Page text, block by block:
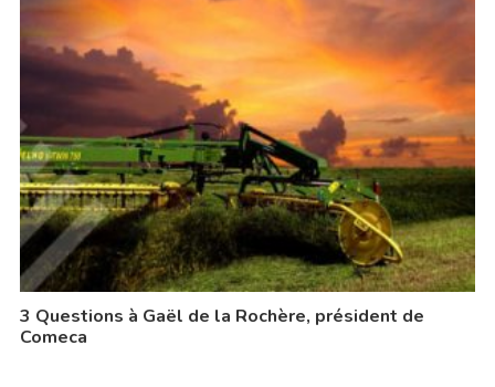
3 Questions à Gaël de la Rochère, président de
Comeca